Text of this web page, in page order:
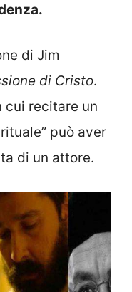
di Jim
di Cristo.
cui recitare un
può aver
di un attore.